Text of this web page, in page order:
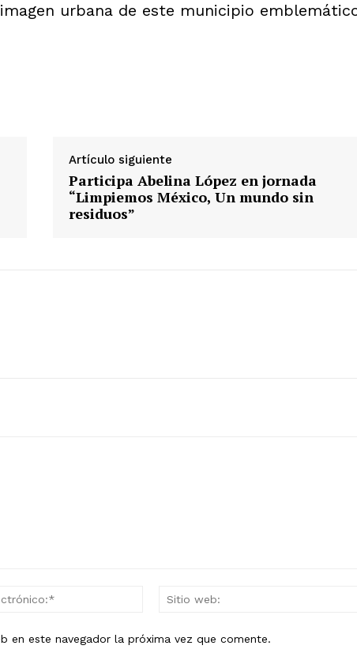
urbana de este municipio
Artículo siguiente
Participa Abelina López en jornada
“Limpiemos México, Un mundo sin
residuos”
Correo
en este navegador la próxima vez que comente.